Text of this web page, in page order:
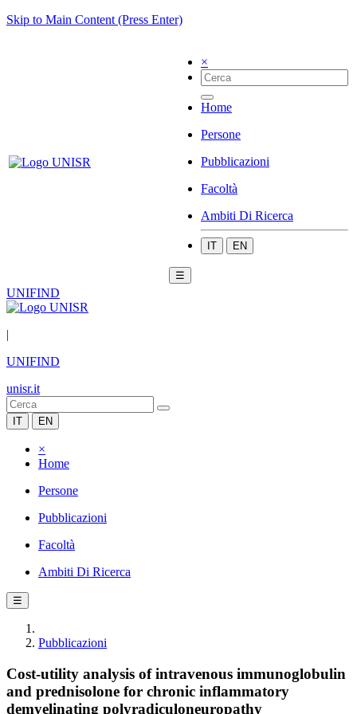
Skip to Main Content (Press Enter)
×
Home
Persone
Pubblicazioni
Facoltà
Ambiti Di Ricerca
IT EN
☰
UNIFIND
|
UNIFIND
unisr.it
IT EN
×
Home
Persone
Pubblicazioni
Facoltà
Ambiti Di Ricerca
☰
Pubblicazioni
Cost-utility analysis of intravenous immunoglobulin
and prednisolone for chronic inflammatory
demyelinating polyradiculoneuropathy